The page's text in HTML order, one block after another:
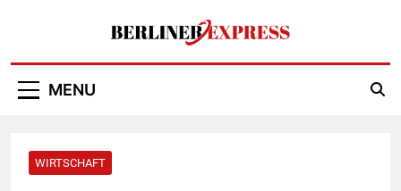
Berliner Express
MENU
WIRTSCHAFT